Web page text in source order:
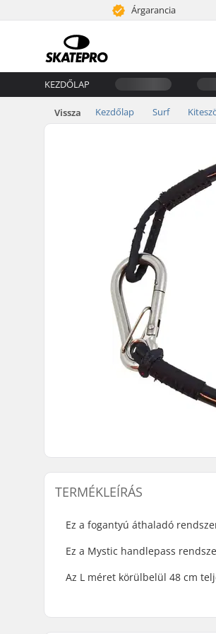
Árgarancia
KEZDŐLAP
Vissza Kezdőlap Surf
TERMÉKLEÍRÁS
Ez a fogantyú áthaladó
Ez a Mystic handlepass
Az L méret körülbelül 48 cm